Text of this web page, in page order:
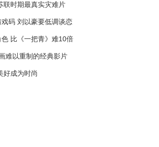
联时期最真实灾难片
戏码 刘以豪要低调谈恋
色 比《一把青》难10倍
难以重制的经典影片
好成为时尚